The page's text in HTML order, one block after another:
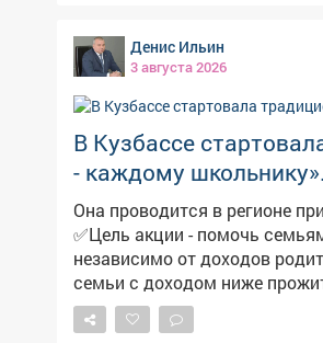
уютной библиотекой,
школьная жизнь.
Денис Ильин
3 августа 2026
В Кузбассе
- каждому школьнику».
Она проводится в регионе
✅Цель акции - помочь
независимо от доходов родителей. ➡️В этом году участниками стали
семьи с доходом ниже
сертификаты на 5 тысяч
Всего в Новокузнецке поддержку получат